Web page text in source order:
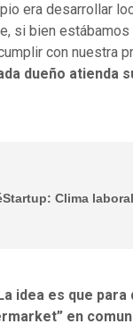
era desarrollar
si bien estábamos
con nuestra
dueño atienda
Clima
La idea es que
en